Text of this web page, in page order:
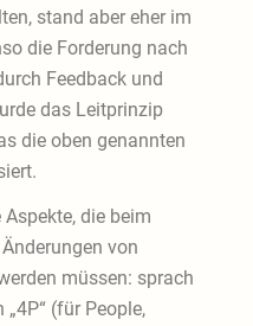
stand aber eher im
die Forderung nach
Feedback und
das Leitprinzip
die oben genannten
die beim
von
müssen: sprach
(für People,